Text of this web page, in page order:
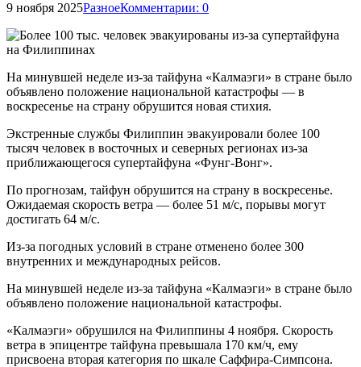
9 ноября 2025РазноеКомментарии: 0
На минувшей неделе из-за тайфуна «Калмаэги» в стране было
объявлено положение национальной катастрофы — в
воскресенье на страну обрушится новая стихия.
Экстренные службы Филиппин эвакуировали более 100
тысяч человек в восточных и северных регионах из-за
приближающегося супертайфуна «Фунг-Вонг».
По прогнозам, тайфун обрушится на страну в воскресенье.
Ожидаемая скорость ветра — более 51 м/с, порывы могут
достигать 64 м/с.
Из-за погодных условий в стране отменено более 300
внутренних и международных рейсов.
На минувшей неделе из-за тайфуна «Калмаэги» в стране было
объявлено положение национальной катастрофы.
«Калмаэги» обрушился на Филиппины 4 ноября. Скорость
ветра в эпицентре тайфуна превышала 170 км/ч, ему
присвоена вторая категория по шкале Саффира-Симпсона.